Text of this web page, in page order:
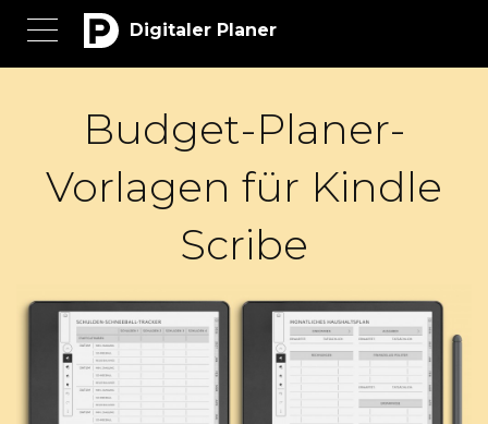
Digitaler Planer
Budget-Planer-
Vorlagen für Kindle
Scribe